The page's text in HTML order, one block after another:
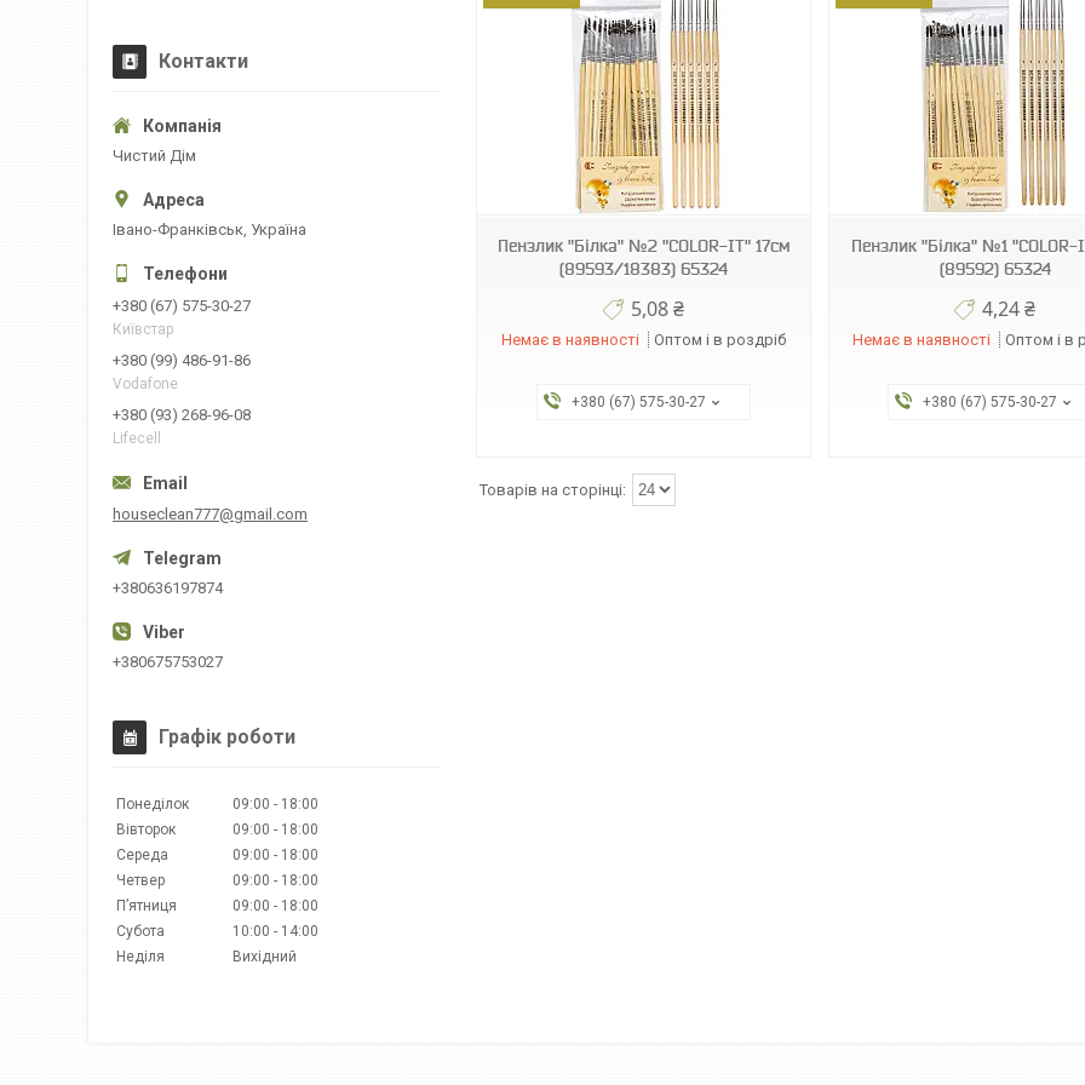
Пензлик "Білка" №2 "COLOR-IT" 17см
(89593/18383) 65324
5,08 ₴
Немає в наявності Оптом і в роздріб
+380 (67) 575-30-27
13273
Пензлик "Білка" №1 "COLOR-
(89592) 65324
4,24 ₴
Немає в наявності Оптом і в
+380 (67) 575-30-27
Контакти
Чистий Дім
Івано-Франківськ, Україна
+380 (67) 575-30-27
Київстар
+380 (99) 486-91-86
Vodafone
+380 (93) 268-96-08
Lifecell
houseclean777@gmail.com
+380636197874
+380675753027
Графік роботи
Понеділок 09:00
18:00
Вівторок
09:00
18:00
Середа
09:00
18:00
Четвер
09:00
18:00
Пʼятниця
09:00
18:00
Субота
10:00
14:00
Неділя
Вихідний